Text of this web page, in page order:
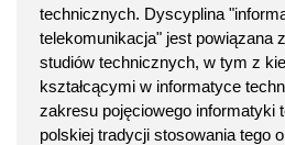
technicznych. Dyscyplina
telekomunikacja" jest powiązana
studiów technicznych, w tym z
kształcącymi w informatyce
zakresu pojęciowego informatyki
polskiej tradycji stosowania tego